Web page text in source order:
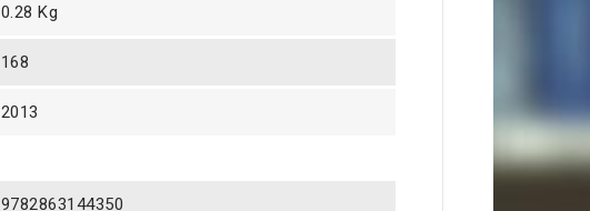
0.28 Kg
168
2013
9782863144350